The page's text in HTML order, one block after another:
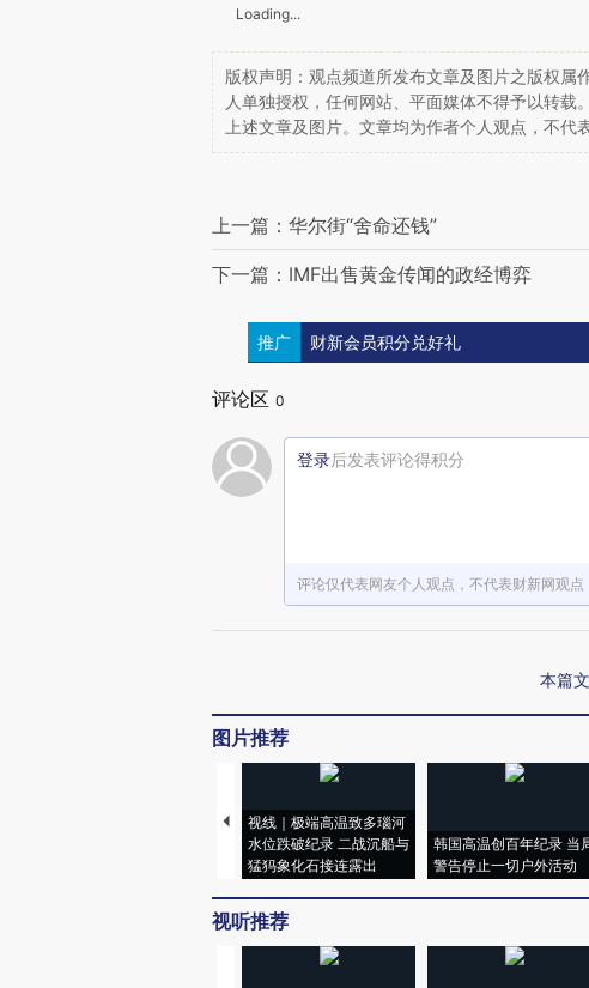
Loading...
版权声明：观点频道所发布文章及图片之版权属
人单独授权，任何网站、平面媒体不得予以转
上述文章及图片。文章均为作者个人观点，不代
上一篇：华尔街“舍命还钱”
下一篇：IMF出售黄金传闻的政经博弈
推广 财新会员积分兑好礼
评论区 0
登录后发表评论得积分
评论仅代表网友个人观点，不代表财新网观点
本篇
图片推荐
视线｜极端高温致多瑙河
水位跌破纪录 二战沉船与
猛犸象化石接连露出
韩国高温创百年纪录 当
警告停止一切户外活动
视听推荐